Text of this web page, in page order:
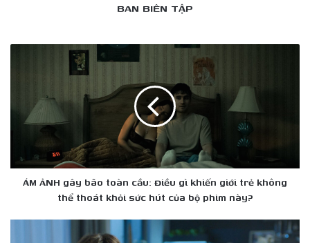
BAN BIÊN TẬP
toàn
cầu:
khiến
ÁM ẢNH gây bão toàn cầu: Điều gì khiến giới trẻ không
thể thoát khỏi sức hút của bộ phim này?